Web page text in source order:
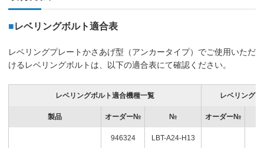
■レベリングボルト適合表
レベリングプレートかさあげ型（アンカータイプ）でご使用いただ
けるレベリングボルトは、以下の適合表にて確認ください。
レベリングボルト適合機種一覧 レベリング
製品 オーダー№ № オーダー№
946324 LBT-A24-H13